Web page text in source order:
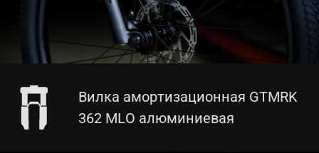
Вилка амортизационная GTMRK
362 MLO алюминиевая